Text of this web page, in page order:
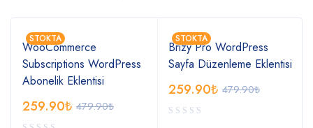
STOKTA
WooCommerce
Subscriptions WordPress
Abonelik Eklentisi
479.90₺
259.90₺
STOKTA
Brizy Pro WordPress
Sayfa Düzenleme Eklentisi
479.90₺
259.90₺